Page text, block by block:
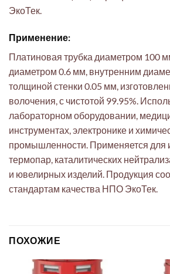
ЭкоТек.
Применение:
Платиновая трубка диаметром 100
диаметром 0.6 мм, внутренним
толщиной стенки 0.05 мм,
волочения, с чистотой 99.95%.
лабораторном оборудовании,
инструментах, электронике и
промышленности. Применяется для
термопар, каталитических
и ювелирных изделий. Продукция
стандартам качества НПО ЭкоТек.
ПОХОЖИЕ